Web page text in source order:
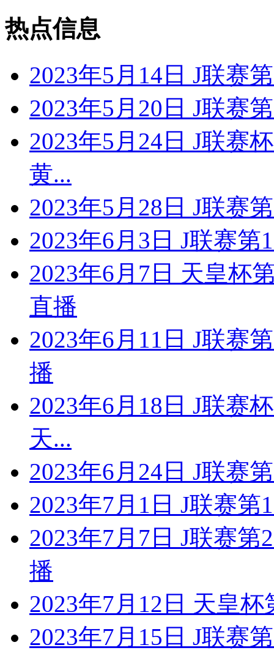
热点信息
2023年5月14日 J联赛
2023年5月20日 J联赛
2023年5月24日 J联赛
黄...
2023年5月28日 J联赛
2023年6月3日 J联赛
2023年6月7日 天皇杯
直播
2023年6月11日 J联赛
播
2023年6月18日 J联赛
天...
2023年6月24日 J联赛
2023年7月1日 J联赛
2023年7月7日 J联赛
播
2023年7月12日 天皇
2023年7月15日 J联赛